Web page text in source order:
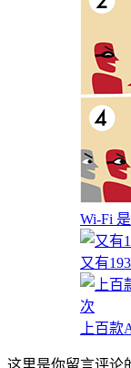
Wi-Fi
又有
上百
这里是你留言评论